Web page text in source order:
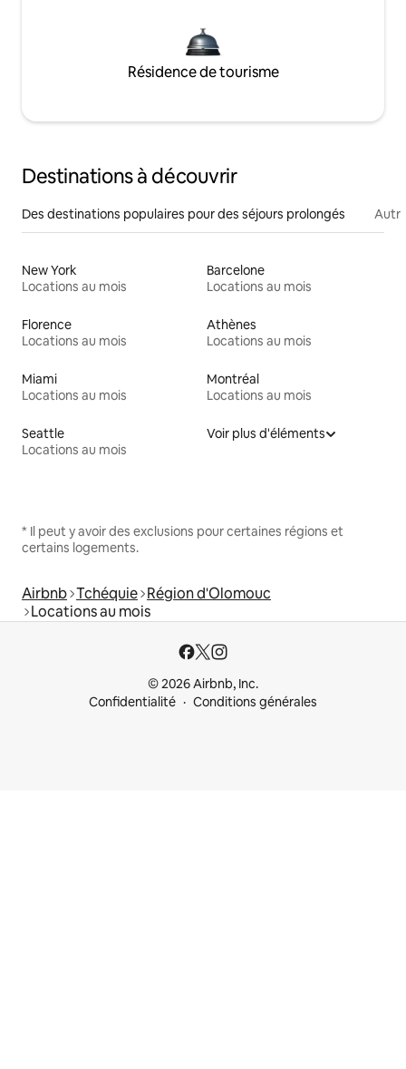
Résidence de tourisme
Destinations à découvrir
Des destinations populaires pour des séjours prolongés
New York
Locations au mois
Barcelone
Locations au mois
Florence
Locations au mois
Athènes
Locations au mois
Miami
Locations au mois
Montréal
Locations au mois
Seattle
Locations au mois
Voir plus d'éléments
* Il peut y avoir des exclusions pour certaines régions et
certains logements.
Airbnb Tchéquie Région d'Olomouc
Locations au mois
© 2026 Airbnb, Inc.
Confidentialité
Conditions générales